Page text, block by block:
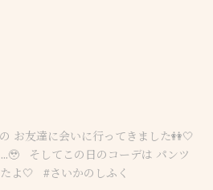
お友達に会いに行ってきました👭🤍
そしてこの日のコーデは パンツ
よ🤍 ⁡ ⁡ #さいかのしふく